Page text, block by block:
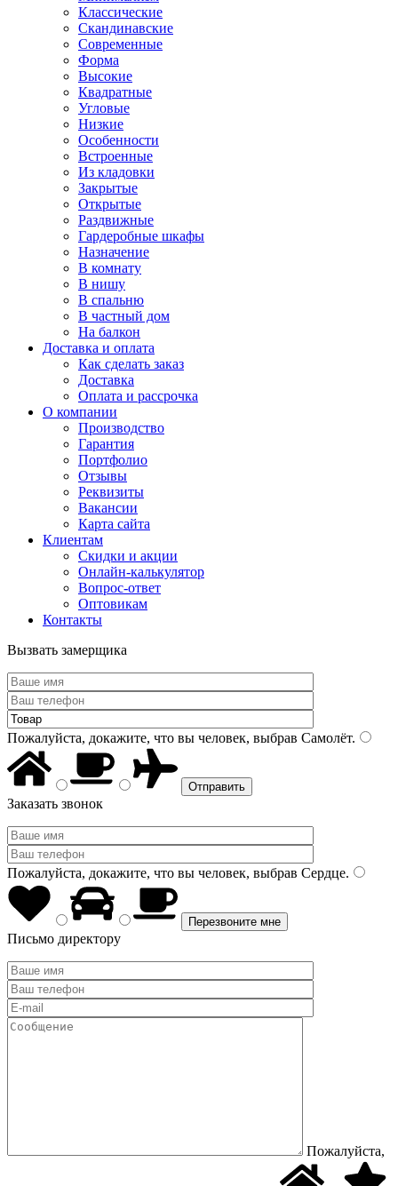
Классические
Скандинавские
Современные
Форма
Высокие
Квадратные
Угловые
Низкие
Особенности
Встроенные
Из кладовки
Закрытые
Открытые
Раздвижные
Гардеробные шкафы
Назначение
В комнату
В нишу
В спальню
В частный дом
На балкон
Доставка и оплата
Как сделать заказ
Доставка
Оплата и рассрочка
О компании
Производство
Гарантия
Портфолио
Отзывы
Реквизиты
Вакансии
Карта сайта
Клиентам
Скидки и акции
Онлайн-калькулятор
Вопрос-ответ
Оптовикам
Контакты
Вызвать замерщика
Пожалуйста, докажите, что вы человек, выбрав Самолёт.
Заказать звонок
Пожалуйста, докажите, что вы человек, выбрав Сердце.
Письмо директору
Пожалуйста,